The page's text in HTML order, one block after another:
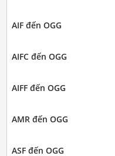
AIF đến OGG
AIFC đến OGG
AIFF đến OGG
AMR đến OGG
ASF đến OGG